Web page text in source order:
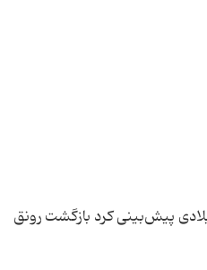
پیش‌بینی کرد بازگشت رونق